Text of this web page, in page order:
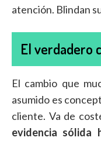
atención. Blindan
El verdadero
El cambio que
asumido es
cliente. Va de
evidencia sólida